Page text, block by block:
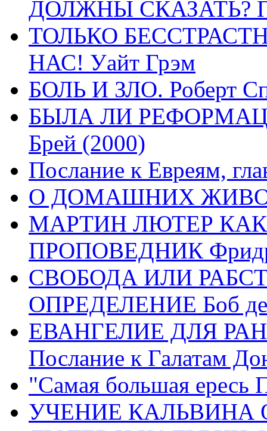
ДОЛЖНЫ СКАЗАТЬ?
ТОЛЬКО
НАС! Уайт Грэм
БОЛЬ И ЗЛО. Роберт
БЫЛА ЛИ
Брей (2000)
Послание к Евреям,
О ДОМАШНИХ
МАРТИН ЛЮТЕР
ПРОПОВЕДНИК
СВОБОДА ИЛИ
ОПРЕДЕЛЕНИЕ Боб де
ЕВАНГЕЛИЕ ДЛЯ
Послание к Галатам
"Самая большая ересь
УЧЕНИЕ КАЛЬВИНА